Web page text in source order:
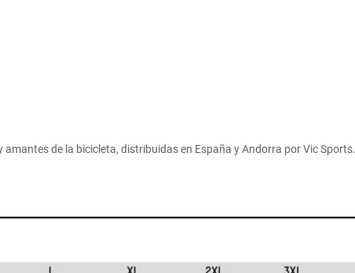
de la bicicleta, distribuidas en España y Andorra por Vic Sports.